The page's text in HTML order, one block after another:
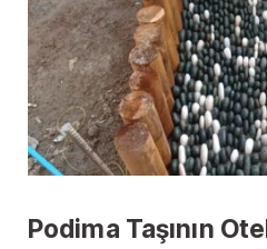
Podima Taşının